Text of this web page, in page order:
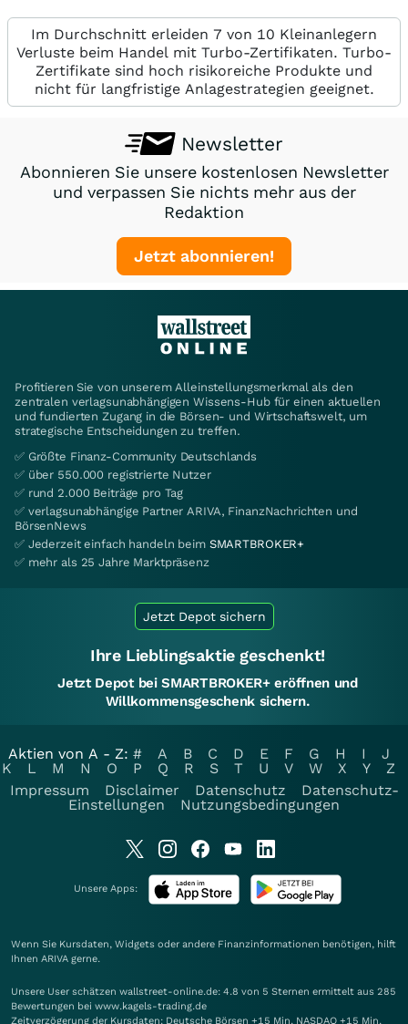
Im Durchschnitt erleiden 7 von 10 Kleinanlegern
Verluste beim Handel mit Turbo-Zertifikaten. Turbo-
Zertifikate sind hoch risikoreiche Produkte und
nicht für langfristige Anlagestrategien geeignet.
Newsletter
Abonnieren Sie unsere kostenlosen Newsletter
und verpassen Sie nichts mehr aus der
Redaktion
Jetzt abonnieren!
Profitieren Sie von unserem Alleinstellungsmerkmal als den
zentralen verlagsunabhängigen Wissens-Hub für einen aktuellen
und fundierten Zugang in die Börsen- und Wirtschaftswelt, um
strategische Entscheidungen zu treffen.
✅ Größte Finanz-Community Deutschlands
✅ über 550.000 registrierte Nutzer
✅ rund 2.000 Beiträge pro Tag
✅ verlagsunabhängige Partner ARIVA, FinanzNachrichten und
BörsenNews
✅ Jederzeit einfach handeln beim SMARTBROKER+
✅ mehr als 25 Jahre Marktpräsenz
Jetzt Depot sichern
Ihre Lieblingsaktie geschenkt!
Jetzt Depot bei SMARTBROKER+ eröffnen und
Willkommensgeschenk sichern.
Aktien von A - Z: # A B C D E F G H I
J
K
L M N O P Q R S T U V W X Y
Z
Impressum
Disclaimer Datenschutz
Datenschutz-
Einstellungen
Nutzungsbedingungen
Unsere Apps:
Wenn Sie Kursdaten, Widgets oder andere Finanzinformationen benötigen, hilft
Ihnen ARIVA gerne.
Unsere User schätzen wallstreet-online.de: 4.8 von 5 Sternen ermittelt aus 285
Bewertungen bei www.kagels-trading.de
Zeitverzögerung der Kursdaten: Deutsche Börsen +15 Min. NASDAQ +15 Min.